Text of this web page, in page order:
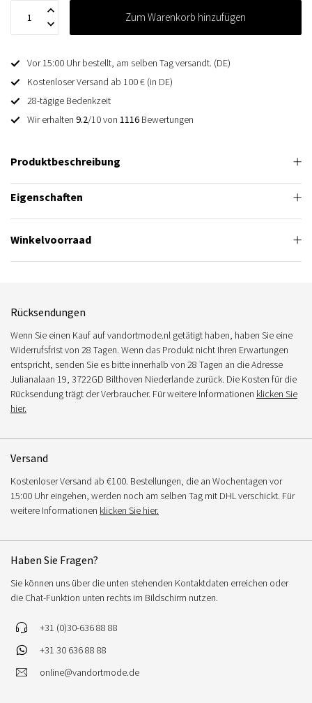
Zum Warenkorb hinzufügen
Vor 15:00 Uhr bestellt, am selben Tag versandt. (DE)
Kostenloser Versand ab 100 € (in DE)
28-tägige Bedenkzeit
Wir erhalten 9.2/10 von 1116 Bewertungen
Produktbeschreibung
Eigenschaften
Winkelvoorraad
Rücksendungen
Wenn Sie einen Kauf auf vandortmode.nl getätigt haben, haben Sie eine
Widerrufsfrist von 28 Tagen. Wenn das Produkt nicht Ihren Erwartungen
entspricht, senden Sie es bitte innerhalb von 28 Tagen an die Adresse
Julianalaan 19, 3722GD Bilthoven Niederlande zurück. Die Kosten für die
Rücksendung trägt der Verbraucher. Für weitere Informationen klicken Sie
hier.
Versand
Kostenloser Versand ab €100. Bestellungen, die an Wochentagen vor
15:00 Uhr eingehen, werden noch am selben Tag mit DHL verschickt. Für
weitere Informationen klicken Sie hier.
Haben Sie Fragen?
Sie können uns über die unten stehenden Kontaktdaten erreichen oder
die Chat-Funktion unten rechts im Bildschirm nutzen.
+31 (0)30-636 88 88
+31 30 636 88 88
online@vandortmode.de